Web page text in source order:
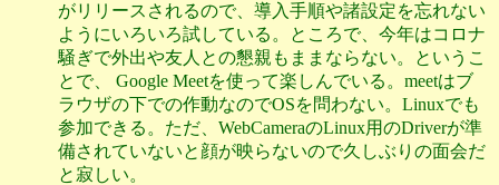
がリリースされるので、導入手順や諸設定を忘れない
ようにいろいろ試している。ところで、今年はコロナ
騒ぎで外出や友人との懇親もままならない。というこ
とで、 Google Meetを使って楽しんでいる。meetはブ
ラウザの下での作動なのでOSを問わない。Linuxでも
参加できる。ただ、WebCameraのLinux用のDriverが準
備されていないと顔が映らないので久しぶりの面会だ
と寂しい。